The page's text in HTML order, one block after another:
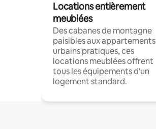
Locations entièrement
meublées
Des cabanes de montagne
paisibles aux appartements
urbains pratiques, ces
locations meublées offrent
tous les équipements d'un
logement standard.